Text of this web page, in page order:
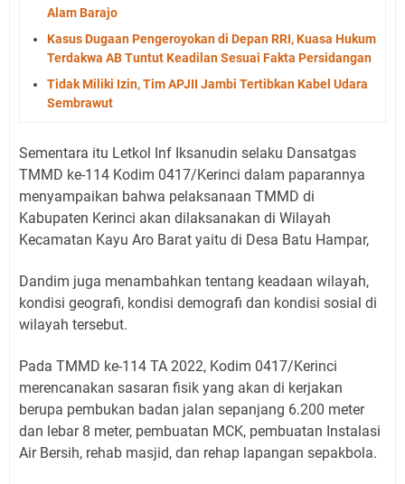
Alam Barajo
Kasus Dugaan Pengeroyokan di Depan RRI, Kuasa Hukum
Terdakwa AB Tuntut Keadilan Sesuai Fakta Persidangan
Tidak Miliki Izin, Tim APJII Jambi Tertibkan Kabel Udara
Sembrawut
Sementara itu Letkol Inf Iksanudin selaku Dansatgas
TMMD ke-114 Kodim 0417/Kerinci dalam paparannya
menyampaikan bahwa pelaksanaan TMMD di
Kabupaten Kerinci akan dilaksanakan di Wilayah
Kecamatan Kayu Aro Barat yaitu di Desa Batu Hampar,
Dandim juga menambahkan tentang keadaan wilayah,
kondisi geografi, kondisi demografi dan kondisi sosial di
wilayah tersebut.
Pada TMMD ke-114 TA 2022, Kodim 0417/Kerinci
merencanakan sasaran fisik yang akan di kerjakan
berupa pembukan badan jalan sepanjang 6.200 meter
dan lebar 8 meter, pembuatan MCK, pembuatan Instalasi
Air Bersih, rehab masjid, dan rehap lapangan sepakbola.